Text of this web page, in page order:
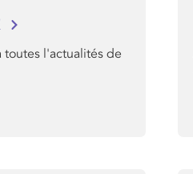
l'actualités de